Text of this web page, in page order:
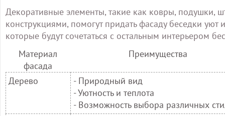
Декоративные элементы, такие как ковры,
конструкциями, помогут придать фасаду беседки
которые будут сочетаться с остальным интерьером
Материал
фасада
Преимущества
Дерево
- Природный вид
- Уютность и теплота
- Возможность выбора различных